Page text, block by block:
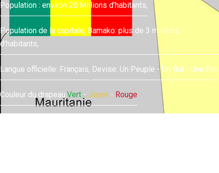
Population : environ 20 Millions d’habitants,
Population de la capitale, Bamako: plus de 3 millions
d’habitants,
Langue officielle: Français, Devise: Un Peuple - Un But - Une Foi,
Couleur du drapeau:Vert - Jaune - Rouge